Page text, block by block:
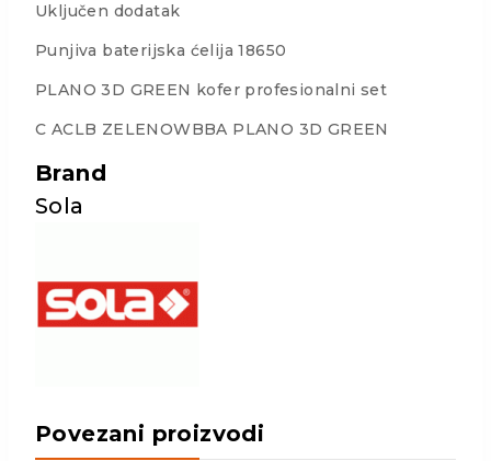
Uključen dodatak
Punjiva baterijska ćelija 18650
PLANO 3D GREEN kofer profesionalni set
C ACLB ZELENOWBBA PLANO 3D GREEN
Brand
Sola
Povezani proizvodi